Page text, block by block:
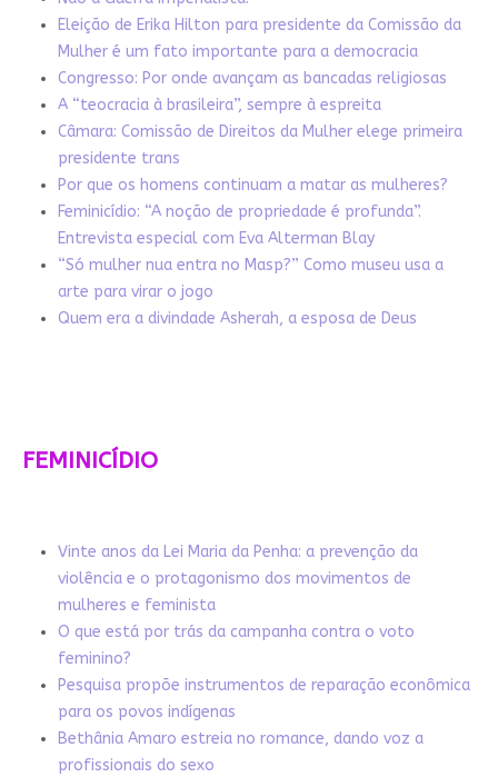
Eleição de Erika Hilton para presidente da Comissão da
Mulher é um fato importante para a democracia
Congresso: Por onde avançam as bancadas religiosas
A “teocracia à brasileira”, sempre à espreita
Câmara: Comissão de Direitos da Mulher elege primeira
presidente trans
Por que os homens continuam a matar as mulheres?
Feminicídio: “A noção de propriedade é profunda”.
Entrevista especial com Eva Alterman Blay
“Só mulher nua entra no Masp?” Como museu usa a
arte para virar o jogo
Quem era a divindade Asherah, a esposa de Deus
FEMINICÍDIO
Vinte anos da Lei Maria da Penha: a prevenção da
violência e o protagonismo dos movimentos de
mulheres e feminista
O que está por trás da campanha contra o voto
feminino?
Pesquisa propõe instrumentos de reparação econômica
para os povos indígenas
Bethânia Amaro estreia no romance, dando voz a
profissionais do sexo